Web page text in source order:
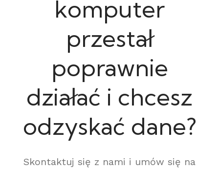
komputer
przestał
poprawnie
działać i chcesz
odzyskać dane?
Skontaktuj się z nami i umów się na